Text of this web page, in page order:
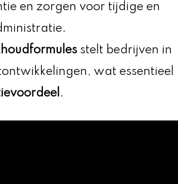
en zorgen voor tijdige en
stelt bedrijven in
wat essentieel
.